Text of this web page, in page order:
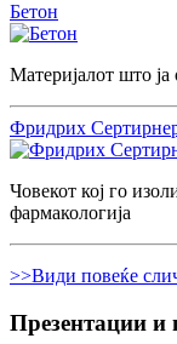
Бетон
Материјалот што
Фридрих
Човекот кој го
фармакологија
>>Види повеќе
Презентации